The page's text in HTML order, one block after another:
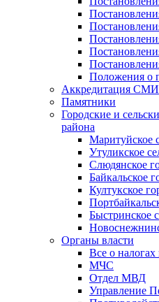
Положения о
Аккредитация СМИ
Памятники
Городские и
района
Маритуйское
Утуликское
Слюдянское
Байкальское
Култукское
Быстринское
Органы власти
Все о
МЧС
Отдел МВД
Управление